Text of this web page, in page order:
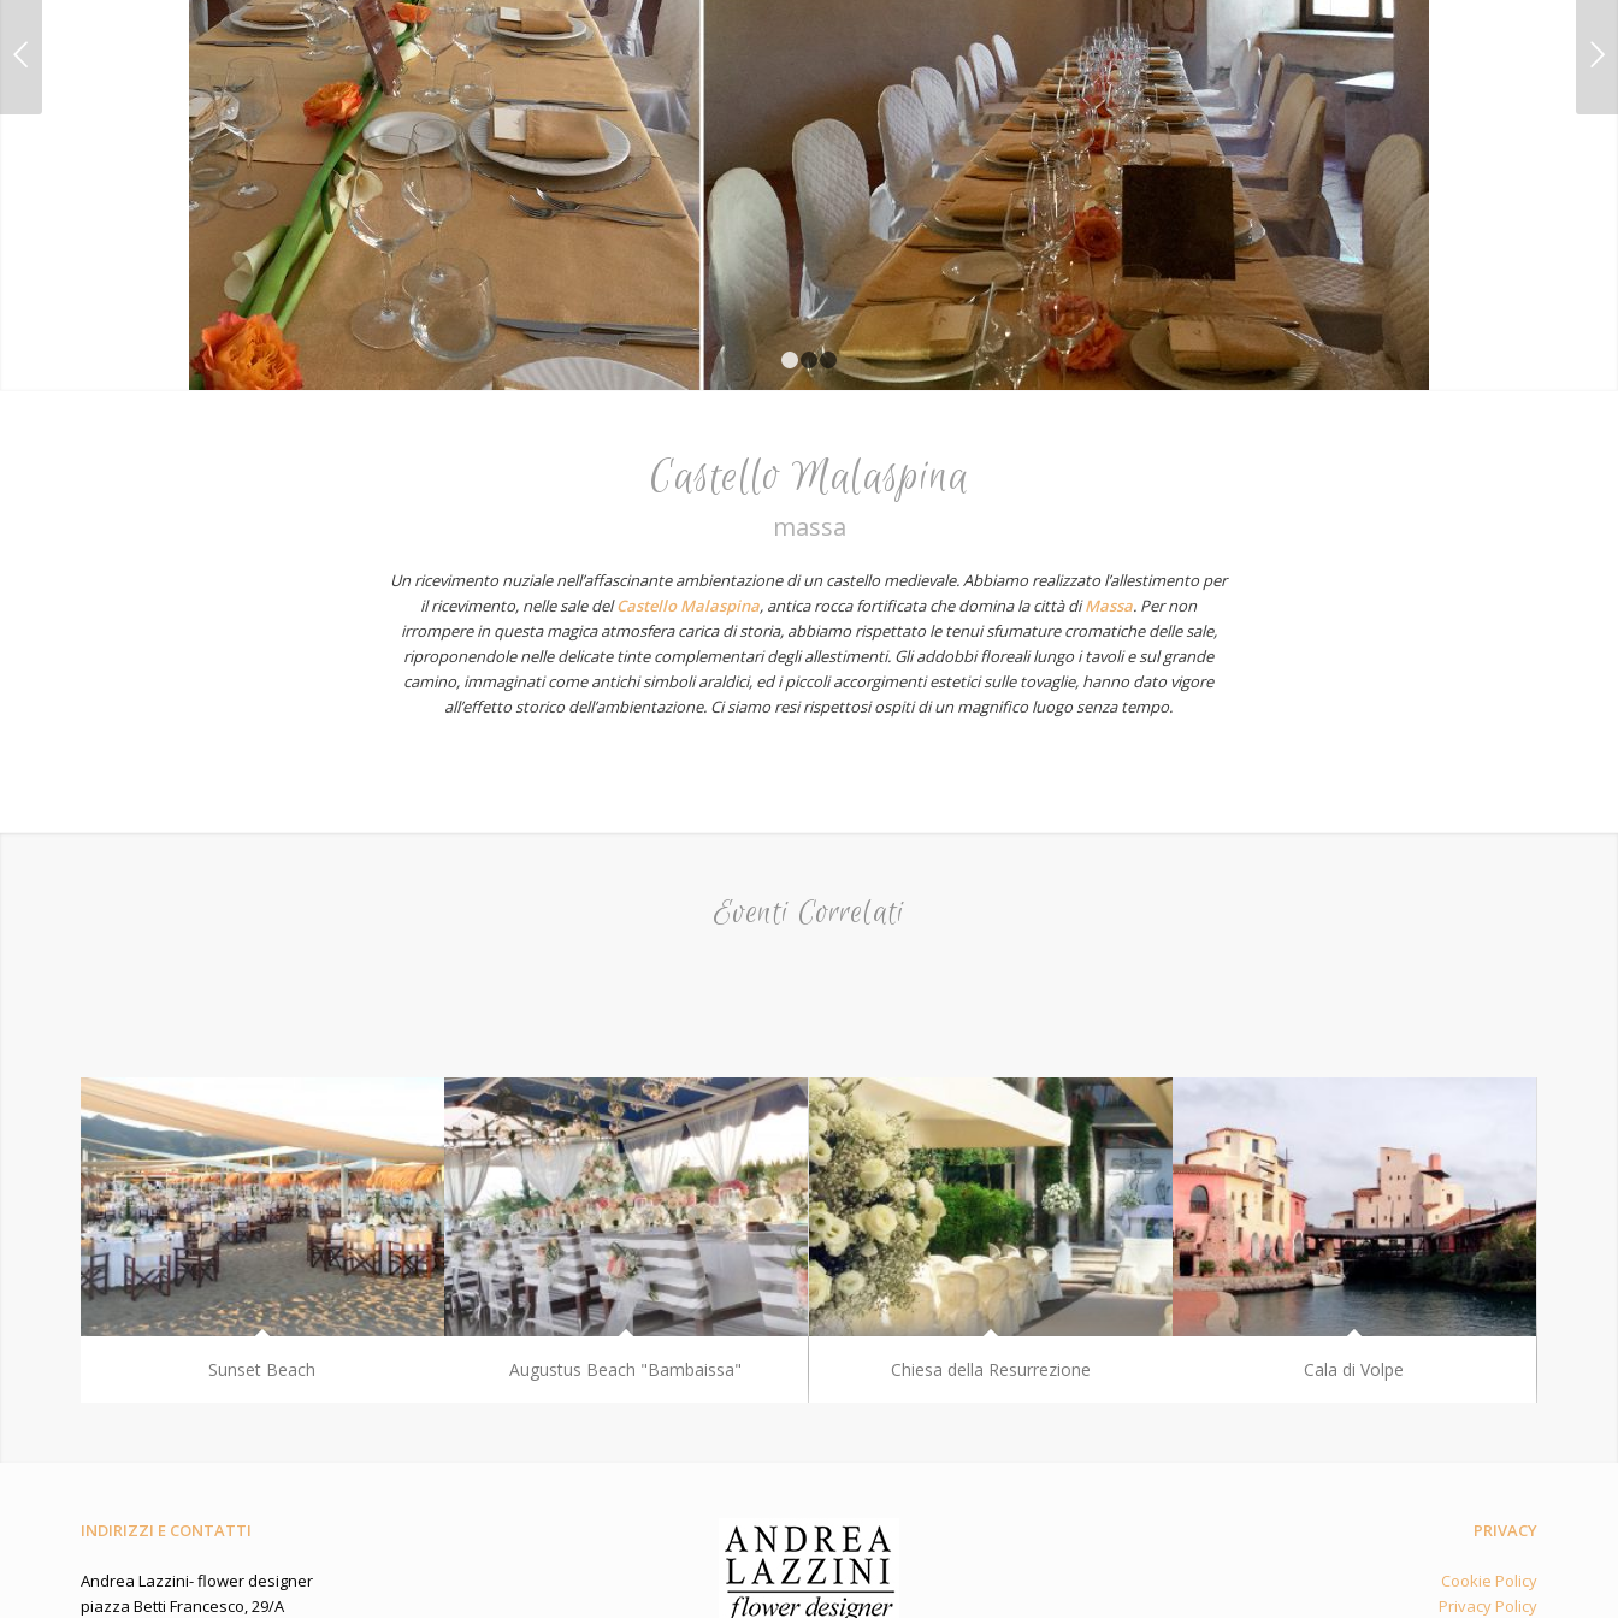
1 2 3
Castello Malaspina
massa
Un ricevimento nuziale nell’affascinante ambientazione di un castello medievale. Abbiamo realizzato l’allestimento per
il ricevimento, nelle sale delCastello Malaspina, antica rocca fortificata che domina la città diMassa. Per non
irrompere in questa magica atmosfera carica di storia, abbiamo rispettato le tenui sfumature cromatiche delle sale,
riproponendole nelle delicate tinte complementari degli allestimenti. Gli addobbi floreali lungo i tavoli e sul grande
camino, immaginati come antichi simboli araldici, ed i piccoli accorgimenti estetici sulle tovaglie, hanno dato vigore
all’effetto storico dell’ambientazione. Ci siamo resi rispettosi ospiti di un magnifico luogo senza tempo.
Eventi Correlati
Sunset Beach Augustus Beach "Bambaissa" Chiesa della Resurrezione Cala di Volpe
INDIRIZZI E CONTATTI
Andrea Lazzini- flower designer
piazza Betti Francesco, 29/A
PRIVACY
Cookie Policy
Privacy Policy